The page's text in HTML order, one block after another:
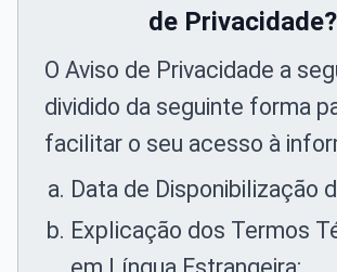
de Privacidade?
O Aviso de Privacidade a
dividido da seguinte forma
facilitar o seu acesso à
Data de Disponibilização
Explicação dos Termos